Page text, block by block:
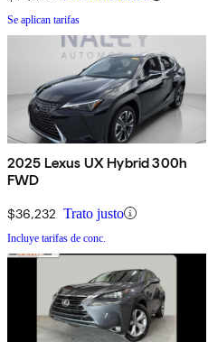
Se aplican tarifas
2025 Lexus UX Hybrid 300h
FWD
$36,232 Trato justo
Incluye tarifas de conc.